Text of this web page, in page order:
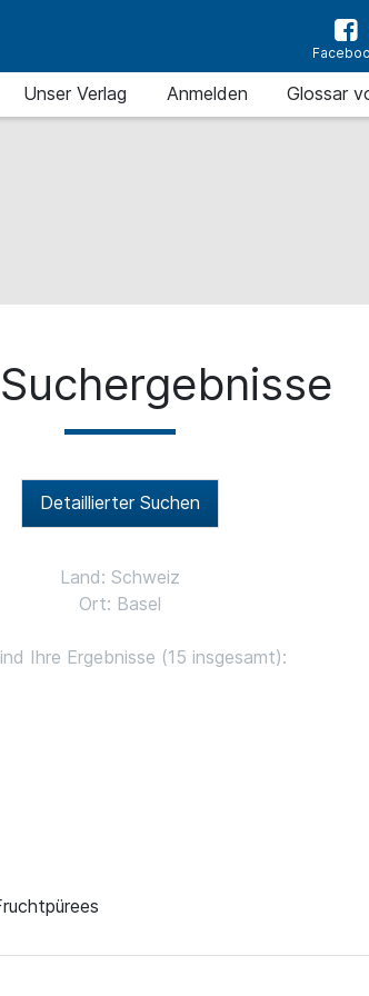
Unser Verlag Anmelden Glossar
Detaillierter Suchen
Land: Schweiz
Ort: Basel
Ihre Ergebnisse (15 insgesamt):